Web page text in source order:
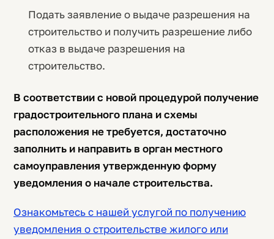
Подать заявление о выдаче разрешения на
строительство и получить разрешение либо
отказ в выдаче разрешения на
строительство.
В соответствии с новой процедурой получение
градостроительного плана и схемы
расположения не требуется, достаточно
заполнить и направить в орган местного
самоуправления утвержденную форму
уведомления о начале строительства.
Ознакомьтесь с нашей услугой по получению
уведомления о строительстве жилого или